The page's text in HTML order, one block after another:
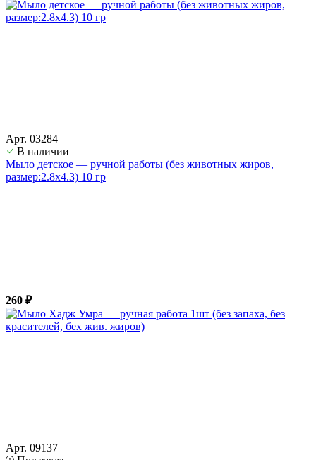
Арт. 03284
В наличии
Мыло детское — ручной работы (без животных жиров,
размер:2.8х4.3) 10 гр
260 ₽
Арт. 09137